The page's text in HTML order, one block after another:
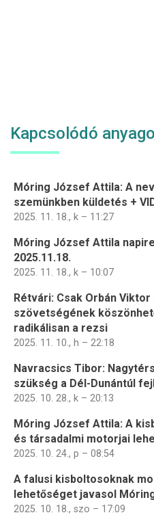
Kapcsolódó
Móring József Attila: A
szemünkben küldetés +
2025. 11. 18., k – 11:27
Móring József Attila
2025.11.18.
2025. 11. 18., k – 10:07
Rétvári: Csak Orbán
szövetségének
radikálisan a rezsi
2025. 11. 10., h – 22:18
Navracsics Tibor:
szükség a Dél-Dunántúl
2025. 10. 28., k – 20:13
Móring József Attila: A
és társadalmi motorjai
2025. 10. 24., p – 08:54
A falusi kisboltosoknak
lehetőséget javasol
2025. 10. 18., szo – 17:09